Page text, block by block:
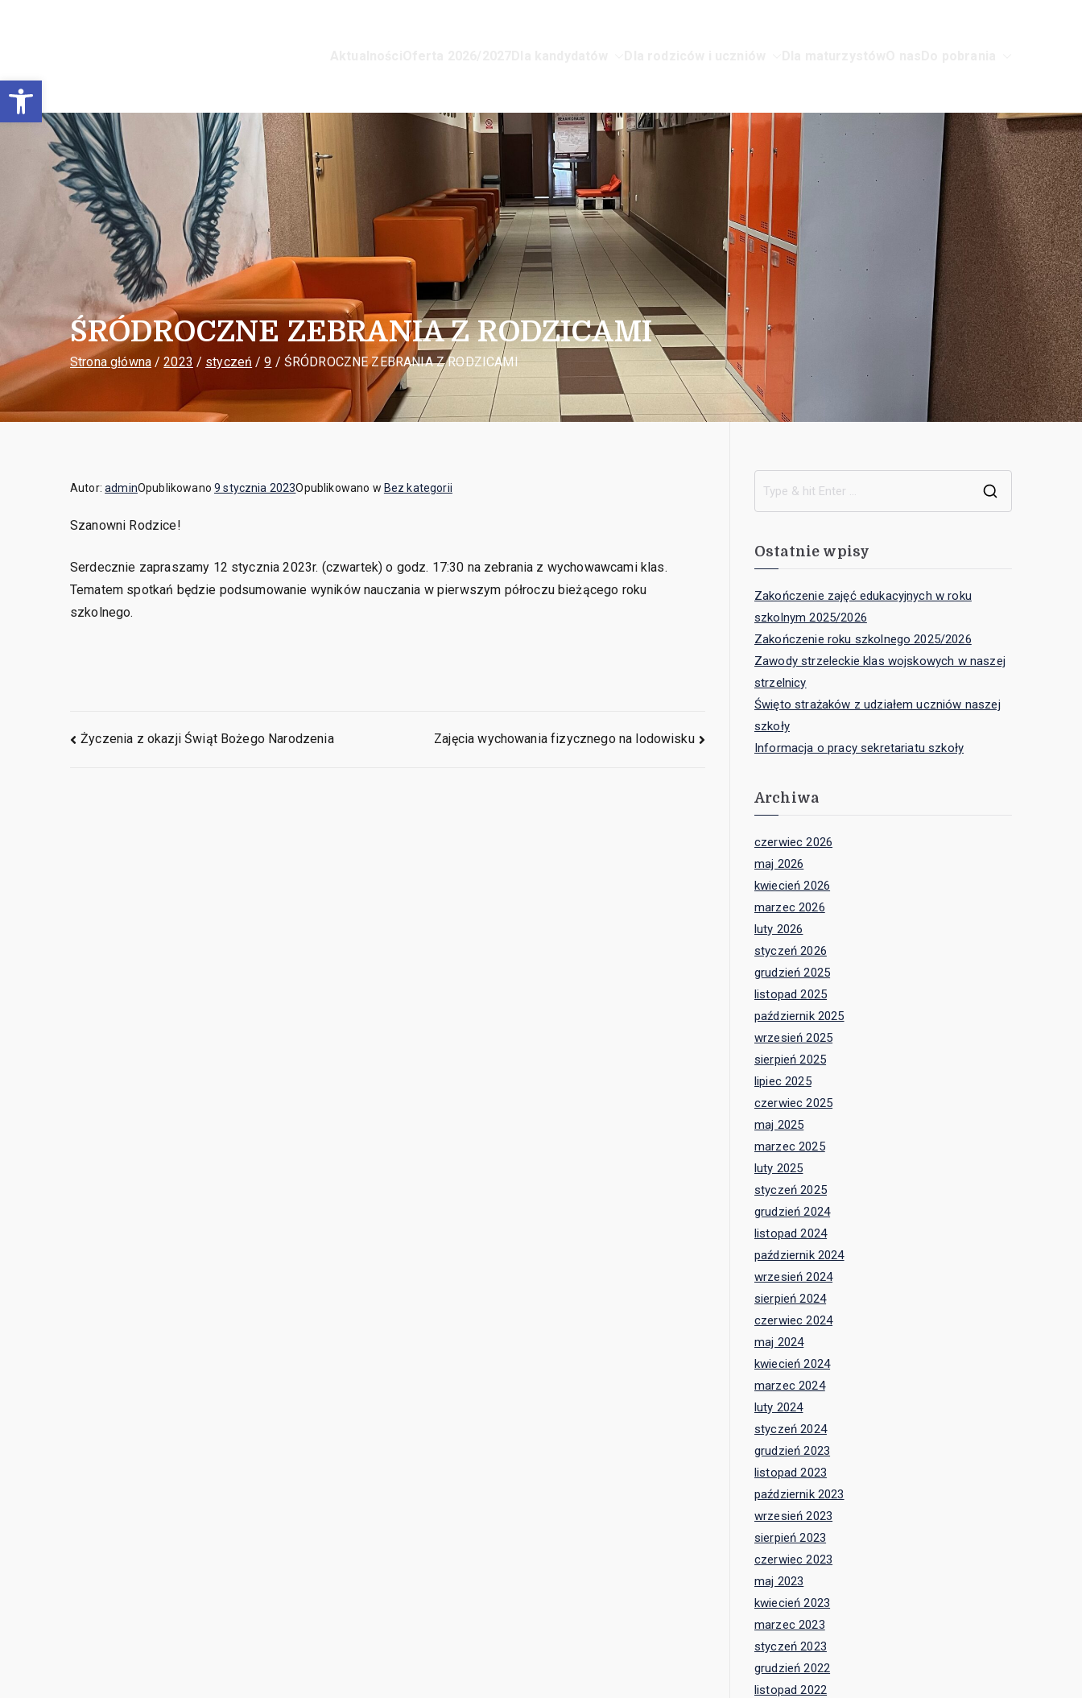
Otwórz pasek narzędzi
ŚRÓDROCZNE ZEBRANIA Z RODZICAMI
Strona główna 2023 styczeń 9 ŚRÓDROCZNE ZEBRANIA Z RODZICAMI
Autor:adminOpublikowano9 stycznia 2023Opublikowano w Bez kategorii
Szanowni Rodzice!
Serdecznie zapraszamy 12 stycznia 2023r. (czwartek) o godz. 17:30 na zebrania z wychowawcami klas.
Tematem spotkań będzie podsumowanie wyników nauczania w pierwszym półroczu bieżącego roku
szkolnego.
Życzenia z okazji Świąt Bożego Narodzenia Zajęcia wychowania fizycznego na lodowisku
Ostatnie wpisy
Zakończenie zajęć edukacyjnych w roku
szkolnym 2025/2026
Zakończenie roku szkolnego 2025/2026
Zawody strzeleckie klas wojskowych w naszej
strzelnicy
Święto strażaków z udziałem uczniów naszej
szkoły
Informacja o pracy sekretariatu szkoły
Archiwa
czerwiec 2026
maj 2026
kwiecień 2026
marzec 2026
luty 2026
styczeń 2026
grudzień 2025
listopad 2025
październik 2025
wrzesień 2025
sierpień 2025
lipiec 2025
czerwiec 2025
maj 2025
marzec 2025
luty 2025
styczeń 2025
grudzień 2024
listopad 2024
październik 2024
wrzesień 2024
sierpień 2024
czerwiec 2024
maj 2024
kwiecień 2024
marzec 2024
luty 2024
styczeń 2024
grudzień 2023
listopad 2023
październik 2023
wrzesień 2023
sierpień 2023
czerwiec 2023
maj 2023
kwiecień 2023
marzec 2023
styczeń 2023
grudzień 2022
listopad 2022